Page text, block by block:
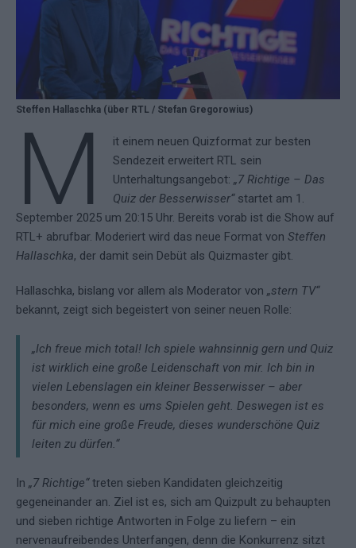
Steffen Hallaschka (über RTL / Stefan Gregorowius)
M
it einem neuen Quizformat zur besten
Sendezeit erweitert RTL sein
Unterhaltungsangebot: „7 Richtige – Das
Quiz der Besserwisser“startet am 1.
September 2025 um 20:15 Uhr. Bereits vorab ist die Show auf
RTL+ abrufbar. Moderiert wird das neue Format von Steffen
Hallaschka, der damit sein Debüt als Quizmaster gibt.
Hallaschka, bislang vor allem als Moderator von „stern TV“
bekannt, zeigt sich begeistert von seiner neuen Rolle:
„Ich freue mich total! Ich spiele wahnsinnig gern und Quiz
ist wirklich eine große Leidenschaft von mir. Ich bin in
vielen Lebenslagen ein kleiner Besserwisser – aber
besonders, wenn es ums Spielen geht. Deswegen ist es
für mich eine große Freude, dieses wunderschöne Quiz
leiten zu dürfen.“
In „7 Richtige“treten sieben Kandidaten gleichzeitig
gegeneinander an. Ziel ist es, sich am Quizpult zu behaupten
und sieben richtige Antworten in Folge zu liefern – ein
nervenaufreibendes Unterfangen, denn die Konkurrenz sitzt